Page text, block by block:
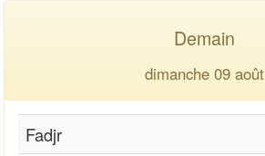
Demain
dimanche 09 août
Fadjr